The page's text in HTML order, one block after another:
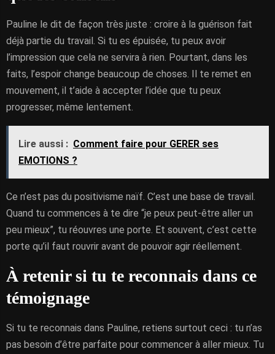
Pauline le dit de façon très juste : croire à la guérison fait
déjà partie du travail. Si tu es épuisée, tu peux avoir
l’impression que cela ne servira à rien. Pourtant, dans les
faits, l’espoir change beaucoup de choses. Il te remet en
mouvement, il t’aide à accepter l’idée que tu peux
progresser, même lentement.
Lire aussi : Comment faire pour GERER ses
EMOTIONS ?
Ce n’est pas du positivisme naïf. C’est une base de travail.
Quand tu commences à te dire “je peux peut-être aller un
peu mieux”, tu réouvres une porte. Et souvent, c’est cette
porte qu’il faut rouvrir avant de pouvoir agir réellement.
À retenir si tu te reconnais dans ce
témoignage
Si tu te reconnais dans Pauline, retiens surtout ceci : tu n’as
pas besoin d’être parfaite pour commencer à aller mieux. Tu